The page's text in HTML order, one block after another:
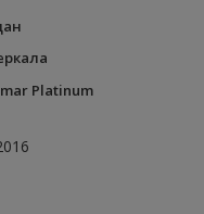
Platinum